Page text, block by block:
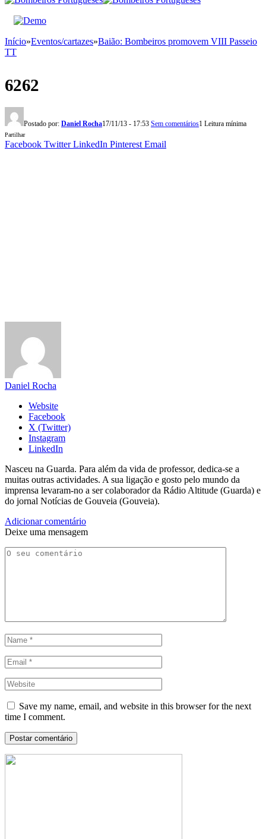
Início»Eventos/cartazes»Baião: Bombeiros promovem VIII Passeio
TT
6262
Postado por: Daniel Rocha17/11/13 - 17:53 Sem comentários1 Leitura mínima
Partilhar
Facebook Twitter LinkedIn Pinterest Email
Daniel Rocha
Website
Facebook
X (Twitter)
Instagram
LinkedIn
Nasceu na Guarda. Para além da vida de professor, dedica-se a
muitas outras actividades. A sua ligação e gosto pelo mundo da
imprensa levaram-no a ser colaborador da Rádio Altitude (Guarda) e
do jornal Notícias de Gouveia (Gouveia).
Adicionar comentário
Deixe uma mensagem
Save my name, email, and website in this browser for the next
time I comment.